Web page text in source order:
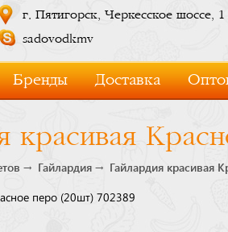
г. Пятигорск, Черкесское шоссе, 1
sadovodkmv
Бренды Доставка
красивая
Гайлардия Гайлардия красивая
перо (20шт) 702389